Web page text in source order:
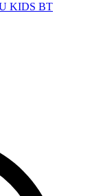
KIDS BT